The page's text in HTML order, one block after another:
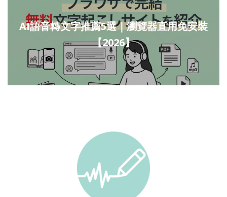
AI語音轉文字推薦5選｜瀏覽器直用免安裝
【2026】